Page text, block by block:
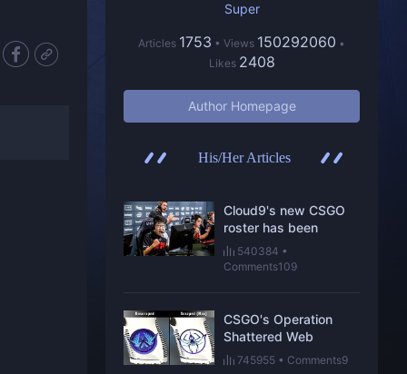
Super
Articles 1753 • Views 150292060 •
Likes 2408
Author Homepage
His/Her Articles
Cloud9's new CSGO
roster has been
earning respect one
win at a time
540384 •
Comments109
CSGO's Operation
Shattered Web
Stickers are hiding
745955 • Comments9